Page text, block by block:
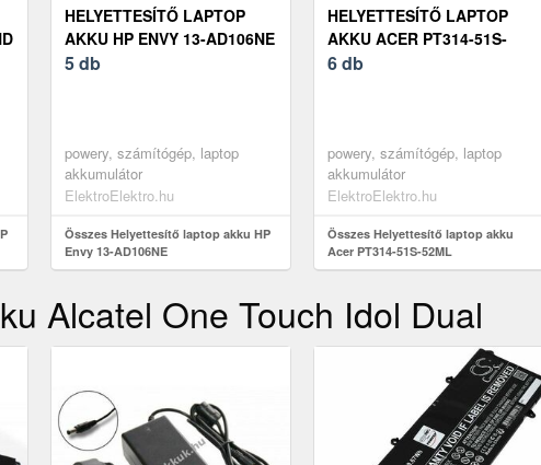
HELYETTESÍTŐ LAPTOP
AKKU HP ENVY 13-AD106NE
5 db
powery, számítógép, laptop
akkumulátor
ElektroElektro.hu
Összes Helyettesítő laptop akku HP
Envy 13-AD106NE
HELYETTESÍTŐ LAPTOP
AKKU ACER PT314-51S-
52ML
6 db
powery, számítógép, laptop
akkumulátor
ElektroElektro.hu
Összes Helyettesítő laptop akku
Acer PT314-51S-52ML
Alcatel One Touch Idol Dual